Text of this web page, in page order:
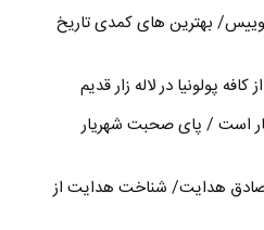
جری لوییس/ بهترین های کمدی تاریخ
پولونیا در لاله زار قدیم
است / پای صحبت شهريار
هدایت/ شناخت هدایت از